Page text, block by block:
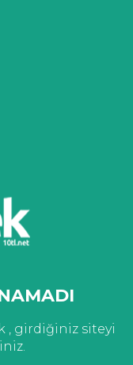
, girdiğiniz siteyi